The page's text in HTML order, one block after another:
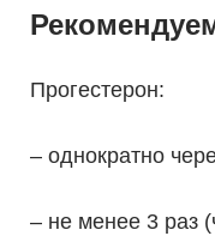
Прогестерон:
– однократно
– не менее 3 раз